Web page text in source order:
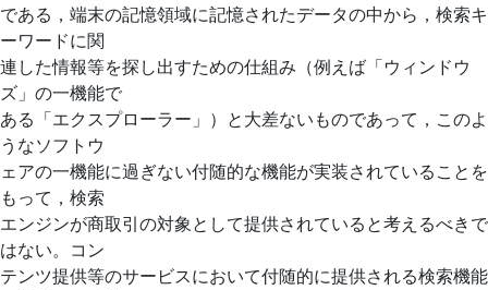
である，端末の記憶領域に記憶されたデータの中から，検索キ
ーワードに関
連した情報等を探し出すための仕組み（例えば「ウィンドウ
ズ」の一機能で
ある「エクスプローラー」）と大差ないものであって，このよ
うなソフトウ
ェアの一機能に過ぎない付随的な機能が実装されていることを
もって，検索
エンジンが商取引の対象として提供されていると考えるべきで
はない。コン
テンツ提供等のサービスにおいて付随的に提供される検索機能